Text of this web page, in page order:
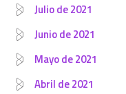
Julio de 2021
Junio de 2021
Mayo de 2021
Abril de 2021